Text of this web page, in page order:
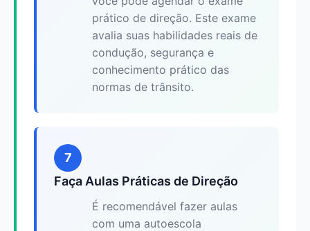
prático de direção. Este exame
avalia suas habilidades reais de
condução, segurança e
conhecimento prático das
normas de trânsito.
7
Faça Aulas Práticas de Direção
É recomendável fazer aulas
com uma autoescola